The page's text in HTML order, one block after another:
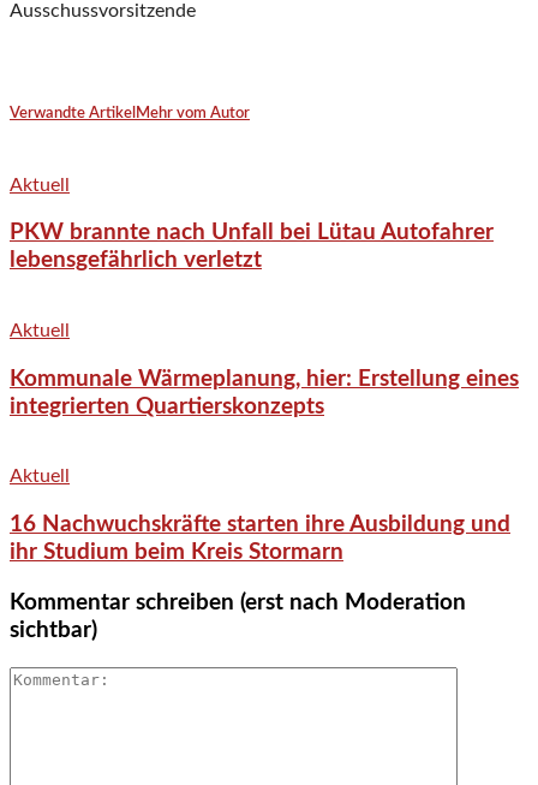
Ausschussvorsitzende
Verwandte Artikel Mehr vom Autor
Aktuell
PKW brannte nach Unfall bei Lütau Autofahrer
lebensgefährlich verletzt
Aktuell
Kommunale Wärmeplanung, hier: Erstellung eines
integrierten Quartierskonzepts
Aktuell
16 Nachwuchskräfte starten ihre Ausbildung und
ihr Studium beim Kreis Stormarn
Kommentar schreiben (erst nach Moderation
sichtbar)